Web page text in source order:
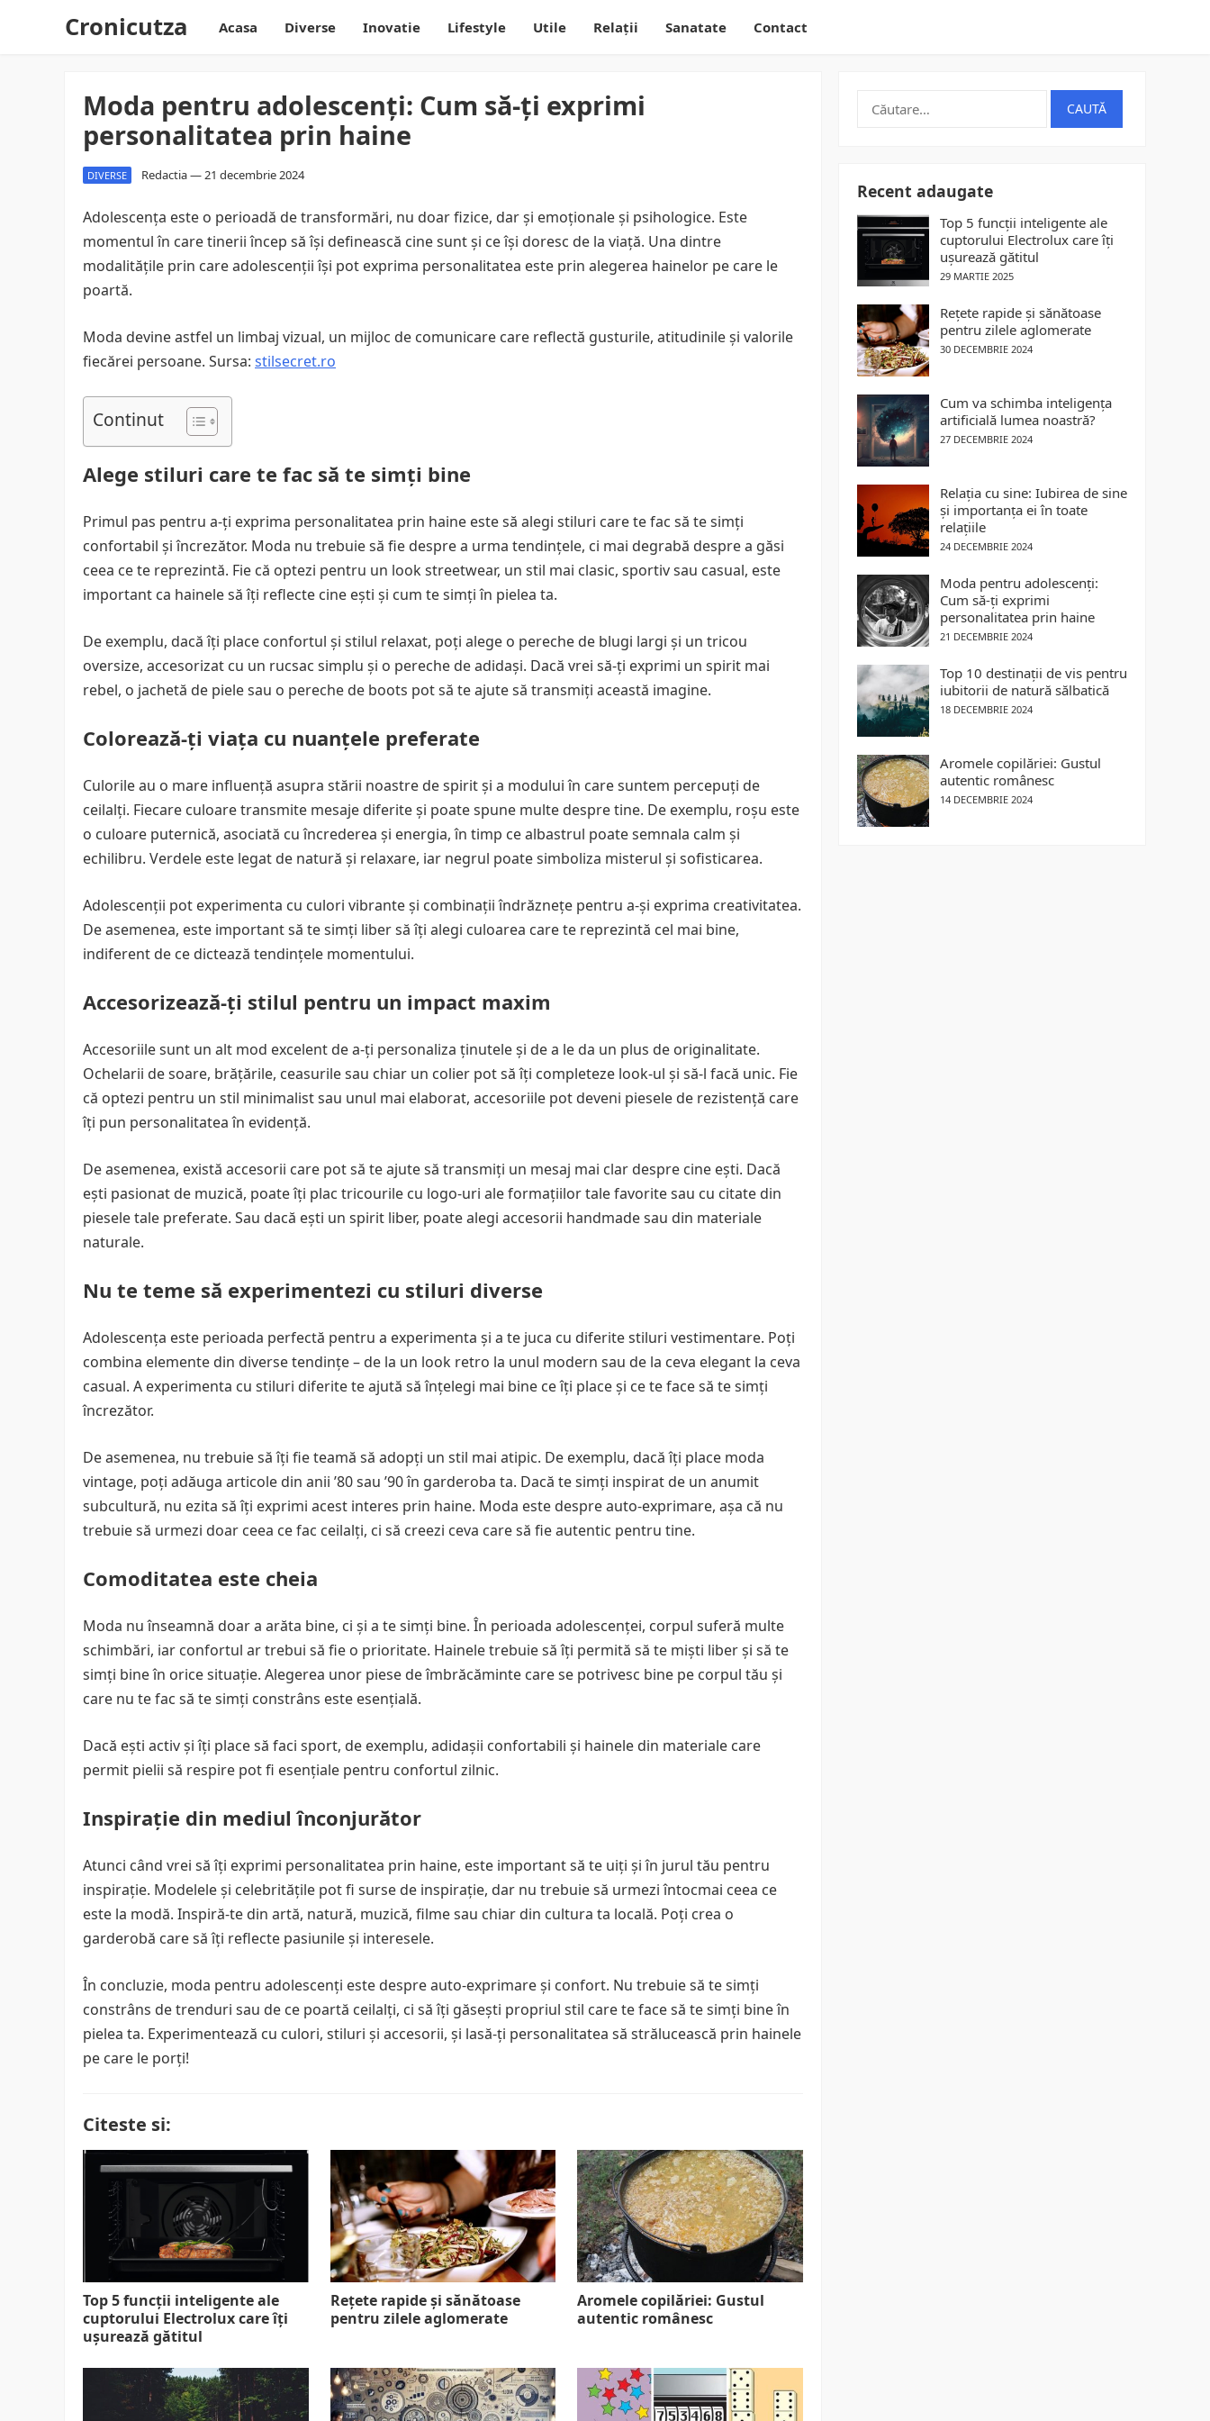
Cronicutza Acasa Diverse Inovatie Lifestyle Utile Relații Sanatate Contact
Moda pentru adolescenți: Cum să-ți exprimi
personalitatea prin haine
DIVERSE Redactia—21 decembrie 2024
Adolescența este o perioadă de transformări, nu doar fizice, dar și emoționale și psihologice. Este
momentul în care tinerii încep să își definească cine sunt și ce își doresc de la viață. Una dintre
modalitățile prin care adolescenții își pot exprima personalitatea este prin alegerea hainelor pe care le
poartă.
Moda devine astfel un limbaj vizual, un mijloc de comunicare care reflectă gusturile, atitudinile și valorile
fiecărei persoane. Sursa: stilsecret.ro
Continut
Alege stiluri care te fac să te simți bine
Primul pas pentru a-ți exprima personalitatea prin haine este să alegi stiluri care te fac să te simți
confortabil și încrezător. Moda nu trebuie să fie despre a urma tendințele, ci mai degrabă despre a găsi
ceea ce te reprezintă. Fie că optezi pentru un look streetwear, un stil mai clasic, sportiv sau casual, este
important ca hainele să îți reflecte cine ești și cum te simți în pielea ta.
De exemplu, dacă îți place confortul și stilul relaxat, poți alege o pereche de blugi largi și un tricou
oversize, accesorizat cu un rucsac simplu și o pereche de adidași. Dacă vrei să-ți exprimi un spirit mai
rebel, o jachetă de piele sau o pereche de boots pot să te ajute să transmiți această imagine.
Colorează-ți viața cu nuanțele preferate
Culorile au o mare influență asupra stării noastre de spirit și a modului în care suntem percepuți de
ceilalți. Fiecare culoare transmite mesaje diferite și poate spune multe despre tine. De exemplu, roșu este
o culoare puternică, asociată cu încrederea și energia, în timp ce albastrul poate semnala calm și
echilibru. Verdele este legat de natură și relaxare, iar negrul poate simboliza misterul și sofisticarea.
Adolescenții pot experimenta cu culori vibrante și combinații îndrăznețe pentru a-și exprima creativitatea.
De asemenea, este important să te simți liber să îți alegi culoarea care te reprezintă cel mai bine,
indiferent de ce dictează tendințele momentului.
Accesorizează-ți stilul pentru un impact maxim
Accesoriile sunt un alt mod excelent de a-ți personaliza ținutele și de a le da un plus de originalitate.
Ochelarii de soare, brățările, ceasurile sau chiar un colier pot să îți completeze look-ul și să-l facă unic. Fie
că optezi pentru un stil minimalist sau unul mai elaborat, accesoriile pot deveni piesele de rezistență care
îți pun personalitatea în evidență.
De asemenea, există accesorii care pot să te ajute să transmiți un mesaj mai clar despre cine ești. Dacă
ești pasionat de muzică, poate îți plac tricourile cu logo-uri ale formațiilor tale favorite sau cu citate din
piesele tale preferate. Sau dacă ești un spirit liber, poate alegi accesorii handmade sau din materiale
naturale.
Nu te teme să experimentezi cu stiluri diverse
Adolescența este perioada perfectă pentru a experimenta și a te juca cu diferite stiluri vestimentare. Poți
combina elemente din diverse tendințe – de la un look retro la unul modern sau de la ceva elegant la ceva
casual. A experimenta cu stiluri diferite te ajută să înțelegi mai bine ce îți place și ce te face să te simți
încrezător.
De asemenea, nu trebuie să îți fie teamă să adopți un stil mai atipic. De exemplu, dacă îți place moda
vintage, poți adăuga articole din anii ’80 sau ’90 în garderoba ta. Dacă te simți inspirat de un anumit
subcultură, nu ezita să îți exprimi acest interes prin haine. Moda este despre auto-exprimare, așa că nu
trebuie să urmezi doar ceea ce fac ceilalți, ci să creezi ceva care să fie autentic pentru tine.
Comoditatea este cheia
Moda nu înseamnă doar a arăta bine, ci și a te simți bine. În perioada adolescenței, corpul suferă multe
schimbări, iar confortul ar trebui să fie o prioritate. Hainele trebuie să îți permită să te miști liber și să te
simți bine în orice situație. Alegerea unor piese de îmbrăcăminte care se potrivesc bine pe corpul tău și
care nu te fac să te simți constrâns este esențială.
Dacă ești activ și îți place să faci sport, de exemplu, adidașii confortabili și hainele din materiale care
permit pielii să respire pot fi esențiale pentru confortul zilnic.
Inspirație din mediul înconjurător
Atunci când vrei să îți exprimi personalitatea prin haine, este important să te uiți și în jurul tău pentru
inspirație. Modelele și celebritățile pot fi surse de inspirație, dar nu trebuie să urmezi întocmai ceea ce
este la modă. Inspiră-te din artă, natură, muzică, filme sau chiar din cultura ta locală. Poți crea o
garderobă care să îți reflecte pasiunile și interesele.
În concluzie, moda pentru adolescenți este despre auto-exprimare și confort. Nu trebuie să te simți
constrâns de trenduri sau de ce poartă ceilalți, ci să îți găsești propriul stil care te face să te simți bine în
pielea ta. Experimentează cu culori, stiluri și accesorii, și lasă-ți personalitatea să strălucească prin hainele
pe care le porți!
Citeste si:
Top 5 funcții inteligente ale
cuptorului Electrolux care îți
ușurează gătitul
Rețete rapide și sănătoase
pentru zilele aglomerate
Aromele copilăriei: Gustul
autentic românesc
Caută
Recent adaugate
Top 5 funcții inteligente ale
cuptorului Electrolux care îți
ușurează gătitul
29 MARTIE 2025
Rețete rapide și sănătoase
pentru zilele aglomerate
30 DECEMBRIE 2024
Cum va schimba inteligența
artificială lumea noastră?
27 DECEMBRIE 2024
Relația cu sine: Iubirea de sine
și importanța ei în toate
relațiile
24 DECEMBRIE 2024
Moda pentru adolescenți:
Cum să-ți exprimi
personalitatea prin haine
21 DECEMBRIE 2024
Top 10 destinații de vis pentru
iubitorii de natură sălbatică
18 DECEMBRIE 2024
Aromele copilăriei: Gustul
autentic românesc
14 DECEMBRIE 2024